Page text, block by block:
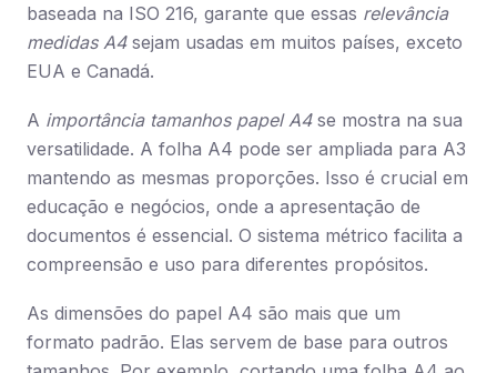
baseada na ISO 216, garante que essas relevância
medidas A4sejam usadas em muitos países, exceto
EUA e Canadá.
A importância tamanhos papel A4se mostra na sua
versatilidade. A folha A4 pode ser ampliada para A3
mantendo as mesmas proporções. Isso é crucial em
educação e negócios, onde a apresentação de
documentos é essencial. O sistema métrico facilita a
compreensão e uso para diferentes propósitos.
As dimensões do papel A4 são mais que um
formato padrão. Elas servem de base para outros